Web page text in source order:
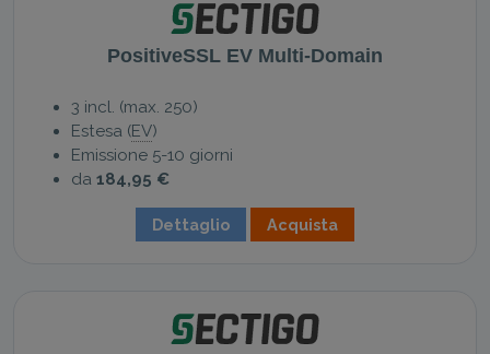
PositiveSSL EV Multi-Domain
3 incl. (max. 250)
Estesa (EV)
Emissione 5-10 giorni
da 184,95 €
Dettaglio Acquista